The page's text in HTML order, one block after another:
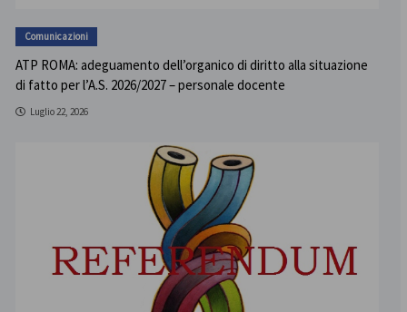
Comunicazioni
ATP ROMA: adeguamento dell’organico di diritto alla situazione
di fatto per l’A.S. 2026/2027 – personale docente
Luglio 22, 2026